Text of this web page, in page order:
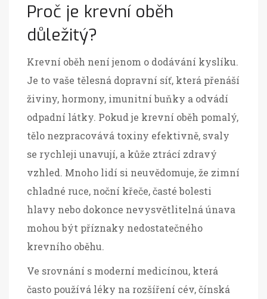
Proč je krevní oběh
důležitý?
Krevní oběh není jenom o dodávání kyslíku.
Je to vaše tělesná dopravní síť, která přenáší
živiny, hormony, imunitní buňky a odvádí
odpadní látky. Pokud je krevní oběh pomalý,
tělo nezpracovává toxiny efektivně, svaly
se rychleji unavují, a kůže ztrácí zdravý
vzhled. Mnoho lidí si neuvědomuje, že zimní
chladné ruce, noční křeče, časté bolesti
hlavy nebo dokonce nevysvětlitelná únava
mohou být příznaky nedostatečného
krevního oběhu.
Ve srovnání s moderní medicínou, která
často používá léky na rozšíření cév, čínská